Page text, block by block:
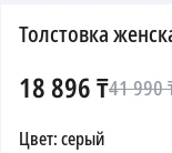
Толстовка
18 896₸41 990
Цвет:серый